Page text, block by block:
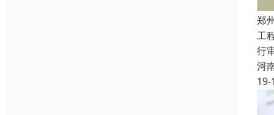
郑
工
行
河
19-